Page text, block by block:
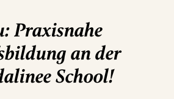
Praxisnahe
an der
School!